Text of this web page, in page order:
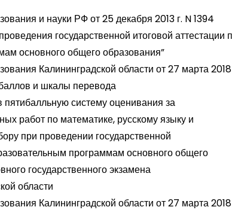
и науки РФ от 25 декабря 2013 г. N 1394
государственной итоговой аттестации
основного общего образования”
Калининградской области от 27 марта
и шкалы перевода
систему оценивания за
работ по математике, русскому языку и
при проведении государственной
программам основного общего
государственного экзамена
области
Калининградской области от 27 марта